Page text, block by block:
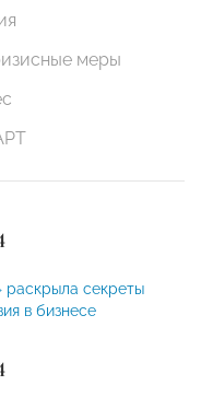
меры
секреты
в бизнесе